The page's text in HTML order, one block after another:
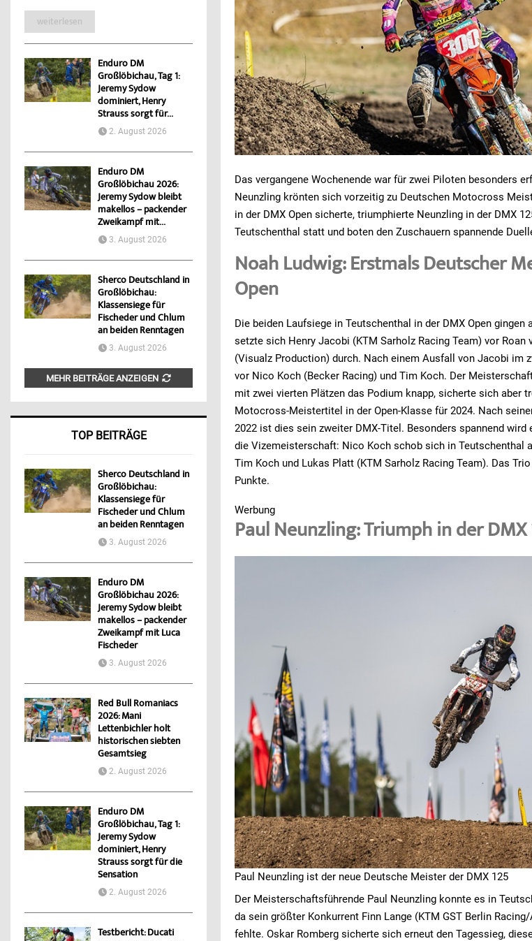
Das vergangene Wochenende war für zwei Piloten besonders
Neunzling krönten sich vorzeitig zu Deutschen Motocross
in der DMX Open sicherte, triumphierte Neunzling in der DMX
Teutschenthal statt und boten den Zuschauern spannende
Noah Ludwig: Erstmals Deutscher
Open
Die beiden Laufsiege in Teutschenthal in der DMX Open
setzte sich Henry Jacobi (KTM Sarholz Racing Team) vor
(Visualz Production) durch. Nach einem Ausfall von Jacobi im
vor Nico Koch (Becker Racing) und Tim Koch. Der
mit zwei vierten Plätzen das Podium knapp, sicherte sich aber
Motocross-Meistertitel in der Open-Klasse für 2024. Nach
2022 ist dies sein zweiter DMX-Titel. Besonders spannend
die Vizemeisterschaft: Nico Koch schob sich in Teutschenthal
Tim Koch und Lukas Platt (KTM Sarholz Racing Team). Das
Punkte.
Werbung
Paul Neunzling: Triumph in der DMX
Paul Neunzling ist der neue Deutsche Meister der DMX 125
Der Meisterschaftsführende Paul Neunzling konnte es in
da sein größter Konkurrent Finn Lange (KTM GST Berlin
fehlte. Oskar Romberg sicherte sich erneut den Tagessieg,
weiterlesen
Enduro DM
Großlöbichau, Tag 1:
Jeremy Sydow
dominiert, Henry
Strauss sorgt für...
2. August 2026
Enduro DM
Großlöbichau 2026:
Jeremy Sydow bleibt
makellos – packender
Zweikampf mit...
3. August 2026
Sherco Deutschland in
Großlöbichau:
Klassensiege für
Fischeder und Chlum
an beiden Renntagen
3. August 2026
MEHR BEITRÄGE ANZEIGEN
TOP BEITRÄGE
Sherco Deutschland in
Großlöbichau:
Klassensiege für
Fischeder und Chlum
an beiden Renntagen
3. August 2026
Enduro DM
Großlöbichau 2026:
Jeremy Sydow bleibt
makellos – packender
Zweikampf mit Luca
Fischeder
3. August 2026
Red Bull Romaniacs
2026: Mani
Lettenbichler holt
historischen siebten
Gesamtsieg
2. August 2026
Enduro DM
Großlöbichau, Tag 1:
Jeremy Sydow
dominiert, Henry
Strauss sorgt für die
Sensation
2. August 2026
Testbericht: Ducati